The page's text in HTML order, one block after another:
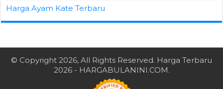
Harga Ayam Kate Terbaru
© Copyright 2026, All Rights Reserved. Harga Terbaru
2026- HARGABULANINI.COM.